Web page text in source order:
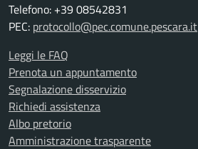
Telefono: +39 08542831
PEC: protocollo@pec.comune.pescara.it
Leggi le FAQ
Prenota un appuntamento
Segnalazione disservizio
Richiedi assistenza
Albo pretorio
Amministrazione trasparente